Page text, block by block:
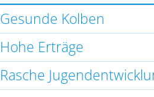
Gesunde Kolben
Hohe Erträge
Rasche